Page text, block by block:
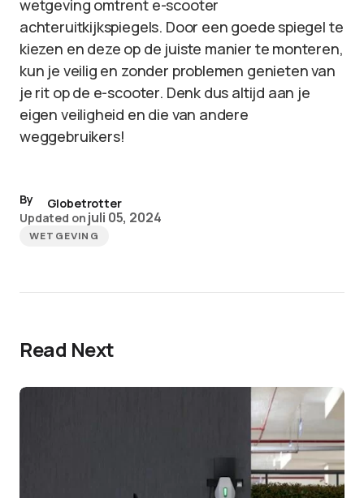
wetgeving omtrent e-scooter
achteruitkijkspiegels. Door een goede spiegel te
kiezen en deze op de juiste manier te monteren,
kun je veilig en zonder problemen genieten van
je rit op de e-scooter. Denk dus altijd aan je
eigen veiligheid en die van andere
weggebruikers!
By
Globetrotter
Updated on juli 05, 2024
WETGEVING
Read Next